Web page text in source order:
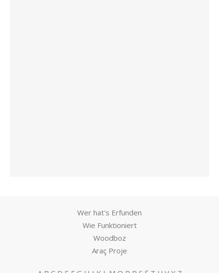
Wer hat's Erfunden
Wie Funktioniert
Woodboz
Araç Proje